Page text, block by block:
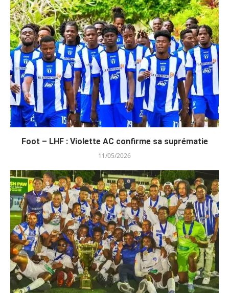
Foot – LHF : Violette AC confirme sa suprématie
11/05/2026